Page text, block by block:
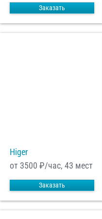
Заказать
Higer
от 3500 ₽/час, 43 мест
Заказать